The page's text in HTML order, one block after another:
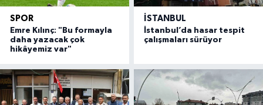
SPOR
Emre Kılınç: "Bu formayla
daha yazacak çok
hikâyemiz var"
İSTANBUL
İstanbul’da hasar tespit
çalışmaları sürüyor